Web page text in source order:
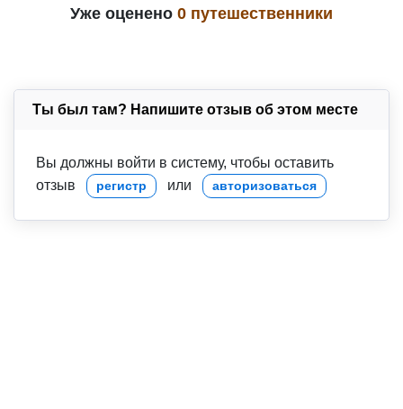
Уже оценено 0 путешественники
Ты был там? Напишите отзыв об этом месте
Вы должны войти в систему, чтобы оставить
отзыв
регистр или авторизоваться